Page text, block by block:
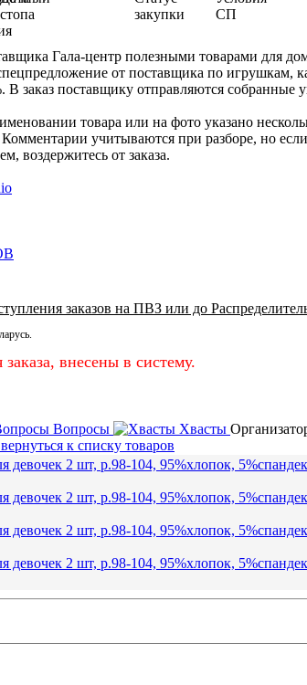
Гала-центр полезными товарами для
от поставщика по игрушкам,
В заказ поставщику отправляются
товара или на фото указано
учитываются при разборе, но
воздержитесь от заказа.
заказов на ПВЗ или до
.
внесены в систему.
Вопросы Хвасты
вернуться к списку товаров